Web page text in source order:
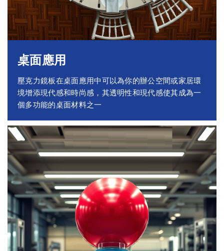
桌面應用
壓克力鏡板在桌面應用中可以為你的辦公空間或家居環
境增添現代感和時尚感，其透明性和現代感使其成為一
個多功能的桌面材料之一